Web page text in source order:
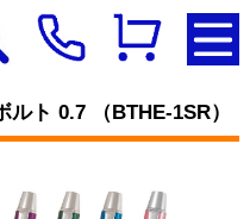
ルト 0.7 （BTHE-1SR）